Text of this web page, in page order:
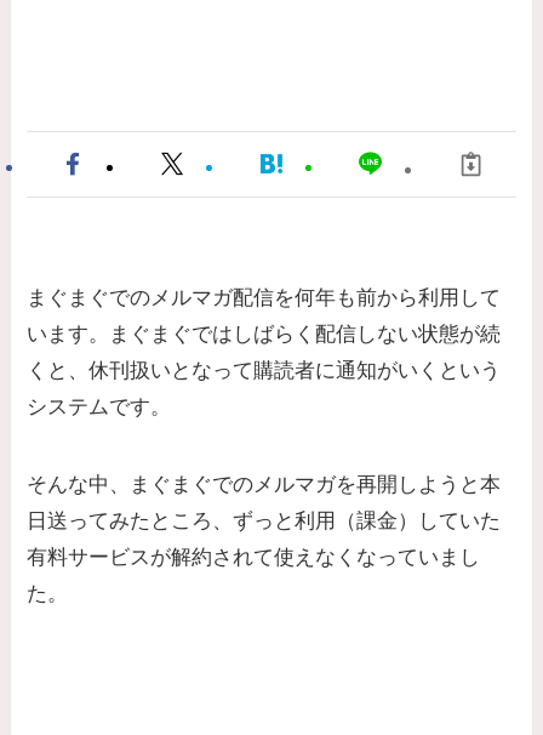
まぐまぐでのメルマガ配信を何年も前から利用して
います。まぐまぐではしばらく配信しない状態が続
くと、休刊扱いとなって購読者に通知がいくという
システムです。
そんな中、まぐまぐでのメルマガを再開しようと本
日送ってみたところ、ずっと利用（課金）していた
有料サービスが解約されて使えなくなっていまし
た。